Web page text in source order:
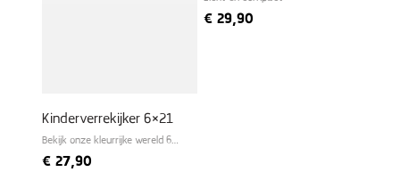
Kinderverrekijker 6×21
Bekijk onze kleurrijke wereld 6
€ 27,90
€29,90